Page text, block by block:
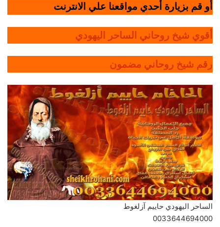
أو قم بزيارة أحدي مواقعنا علي الانترنت
أقوي شيخ روحاني الساحر اليهودي
رقم شيخ روحاني مضمون
الساحر اليهودي حاييم آزلغوط
0033644694000